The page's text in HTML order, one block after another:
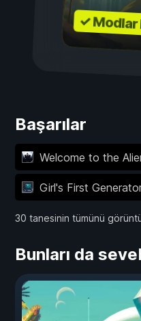
✓
Başarılar
Welcome to the
Girl's First
30 tanesinin tümünü
Bunları da